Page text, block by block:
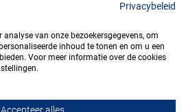
Privacybeleid
van onze bezoekersgegevens, om
inhoud te tonen en om u een
Voor meer informatie over de cookies